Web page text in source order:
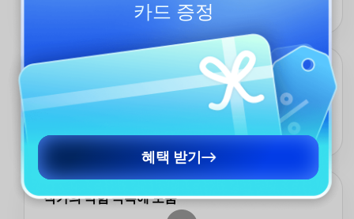
하게 관리 가능한 섹션으로 나누는 데 도움을 줍니다.
어떤 주제나 목적에도 유연함
비즈니스 보고서 작성, 발표 준비, 콘텐츠 기획, 창의적 프로젝트 구
성 등 다양한 주제와 형식을 다룰 수 있습니다. 프롬프트 조정을 통
작가의 막힘 극복에 도움
카드 증정
혜택 받기